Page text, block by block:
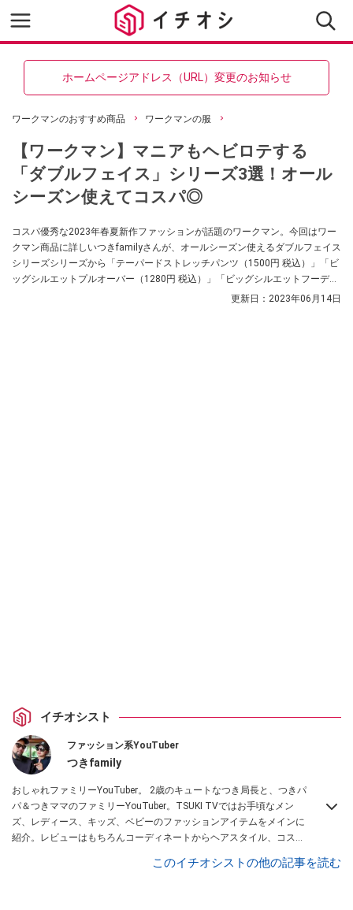
ホームページアドレス（URL）変更のお知らせ
ワークマンのおすすめ商品 ワークマンの服
【ワークマン】マニアもヘビロテする
「ダブルフェイス」シリーズ3選！オール
シーズン使えてコスパ◎
コスパ優秀な2023年春夏新作ファッションが話題のワークマン。今回はワー
クマン商品に詳しいつきfamilyさんが、オールシーズン使えるダブルフェイス
シリーズシリーズから「テーパードストレッチパンツ（1500円 税込）」「ビ
ッグシルエットプルオーバー（1280円 税込）」「ビッグシルエットフーディ
更新日： 2023年06月14日
イチオシスト
ファッション系YouTuber
つきfamily
おしゃれファミリーYouTuber。 2歳のキュートなつき局長と、つきパ
パ＆つきママのファミリーYouTuber。TSUKI TVではお手頃なメン
ズ、レディース、キッズ、ベビーのファッションアイテムをメインに
紹介。レビューはもちろんコーディネートからヘアスタイル、コスメ
このイチオシストの他の記事を読む